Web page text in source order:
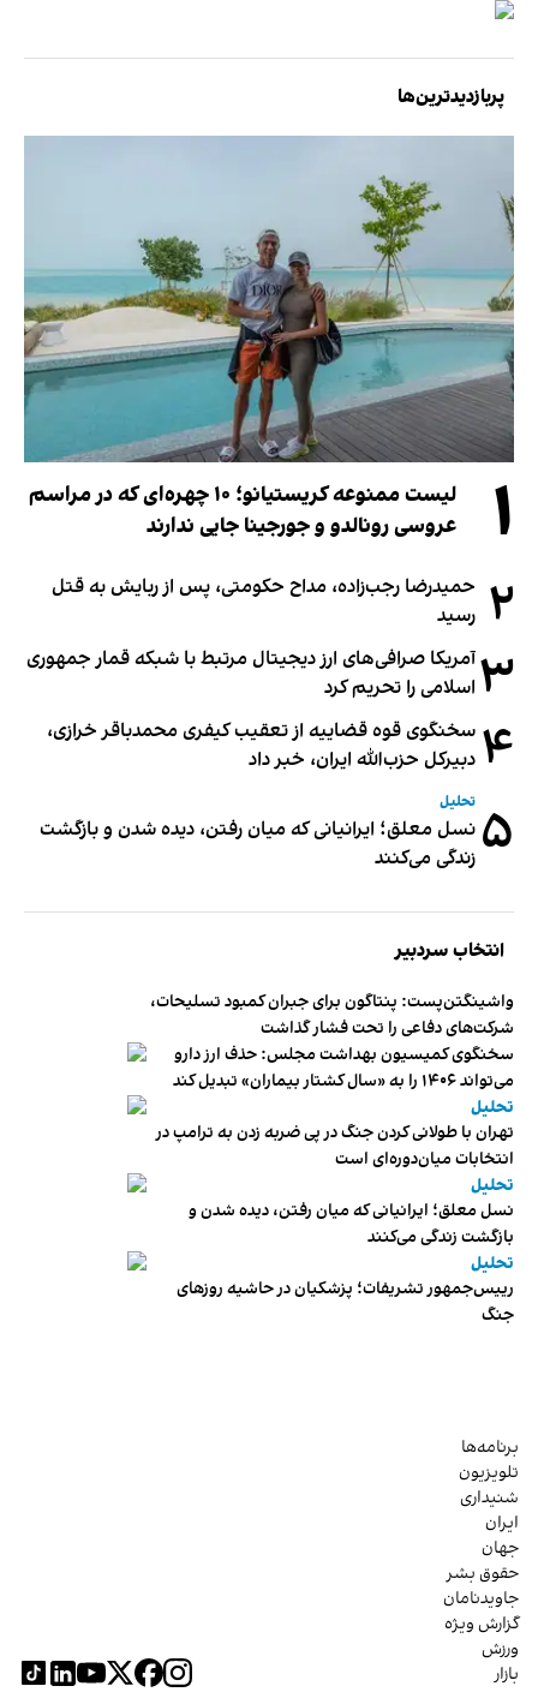
پربازدیدترین‌ها
۱
لیست ممنوعه کریستیانو؛ ۱۰ چهره‌ای که در مراسم
عروسی رونالدو و جورجینا جایی ندارند
۲ حمیدرضا رجب‌زاده، مداح حکومتی، پس از ربایش به قتل
رسید
۳آمریکا صرافی‌های ارز دیجیتال مرتبط با شبکه قمار جمهوری
اسلامی را تحریم کرد
۴ سخنگوی قوه قضاییه از تعقیب کیفری محمدباقر خرازی،
دبیر‌کل حزب‌الله ایران، خبر داد
۵ تحلیل
نسل معلق؛ ایرانیانی که میان رفتن، دیده شدن و بازگشت
زندگی می‌کنند
انتخاب سردبیر
واشینگتن‌پست: پنتاگون برای جبران کمبود تسلیحات،
شرکت‌های دفاعی را تحت فشار گذاشت
سخنگوی کمیسیون بهداشت مجلس: حذف ارز دارو
می‌تواند ۱۴۰۶ را به «سال کشتار بیماران» تبدیل کند
تحلیل
تهران با طولانی کردن جنگ در پی ضربه زدن به ترامپ در
انتخابات میان‌دوره‌ای است
تحلیل
نسل معلق؛ ایرانیانی که میان رفتن، دیده شدن و
بازگشت زندگی می‌کنند
تحلیل
رییس‌جمهور تشریفات؛ پزشکیان در حاشیه روزهای
جنگ
برنامه‌ها
تلویزیون
شنیداری
ایران
جهان
حقوق بشر
جاویدنامان
گزارش ویژه
ورزش
بازار